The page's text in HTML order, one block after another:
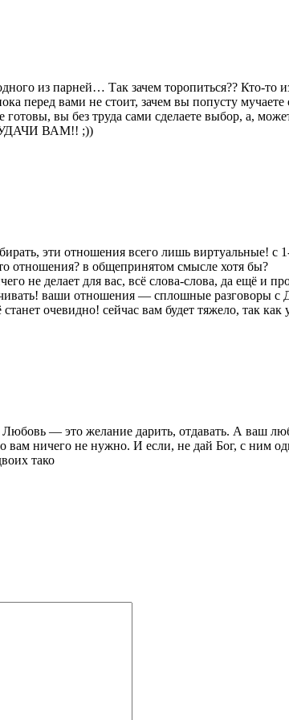
из парней… Так зачем торопиться?? Кто-
перед вами не стоит, зачем вы попусту мучаете
вы без труда сами сделаете выбор, а,
УДАЧИ ВАМ!! ;))
эти отношения всего лишь виртуальные!
отношения? в общепринятом смысле хотя бы?
не делает для вас, всё слова-слова, да ещё и
ваши отношения — сплошные разговоры
очевидно! сейчас вам будет тяжело, так
— это желание дарить, отдавать. А ваш
вам ничего не нужно. И если, не дай Бог, с ним
тако